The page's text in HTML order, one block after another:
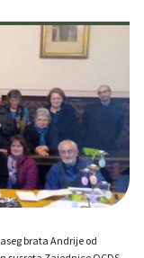
brata Andrije od